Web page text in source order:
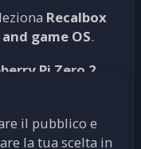
il pubblico e
la tua scelta in
Recalbox
game OS.
Pi Zero 2
suWRITE